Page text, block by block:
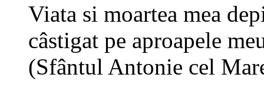
Viata si moartea mea
câstigat pe aproapele
(Sfântul Antonie cel